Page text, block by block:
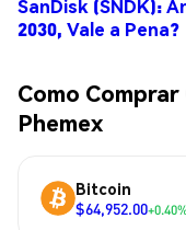
SanDisk (SNDK):
2030, Vale a Pena?
Como
Phemex
Bitcoin
$64,952.00